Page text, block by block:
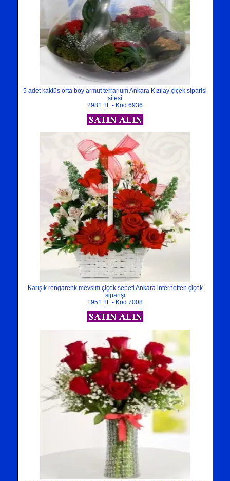
5 adet kaktüs orta boy armut terrarium Ankara Kızılay çiçek siparişi
sitesi
2981 TL - Kod:6936
Karışık rengarenk mevsim çiçek sepeti Ankara internetten çiçek
siparişi
1951 TL - Kod:7008